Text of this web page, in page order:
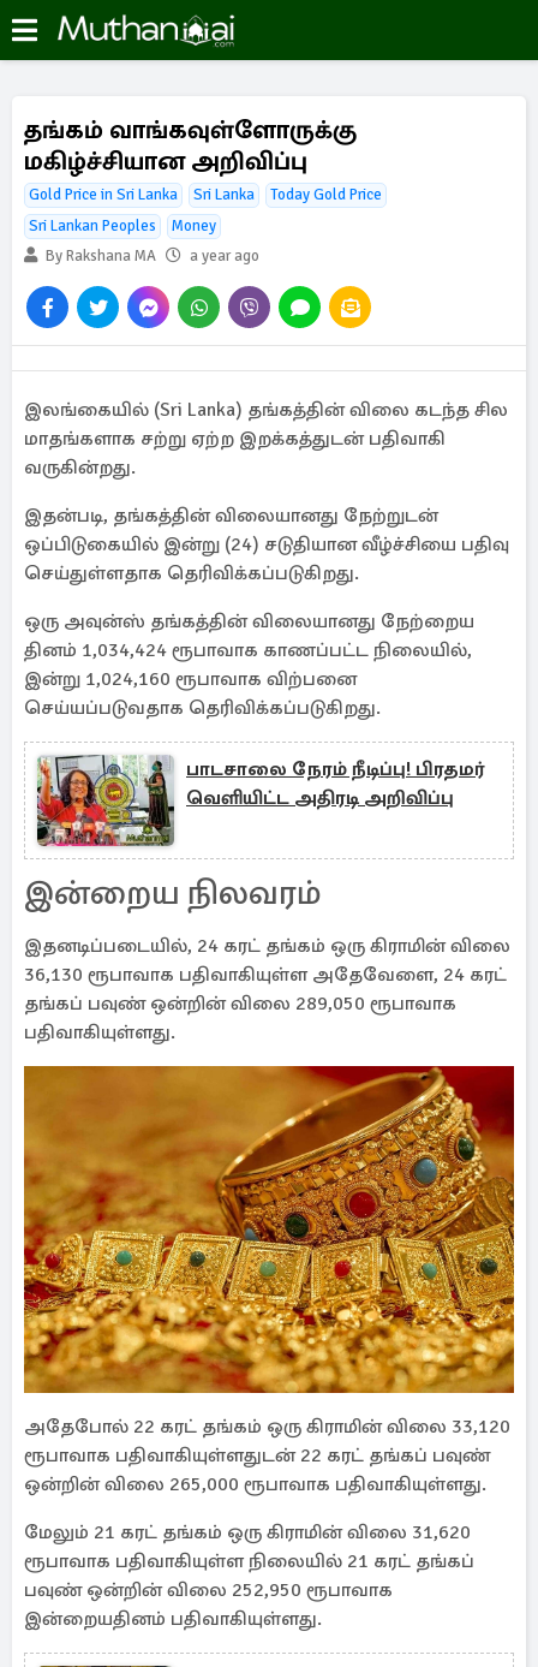
தங்கம் வாங்கவுள்ளோருக்கு
மகிழ்ச்சியான அறிவிப்பு
Gold Price in Sri Lanka Sri Lanka
Today Gold Price
Sri Lankan Peoples
Money
By Rakshana MA
a year ago
இலங்கையில் (Sri Lanka) தங்கத்தின் விலை கடந்த சில
மாதங்களாக சற்று ஏற்ற இறக்கத்துடன் பதிவாகி
வருகின்றது.
இதன்படி, தங்கத்தின் விலையானது நேற்றுடன்
ஒப்பிடுகையில் இன்று (24) சடுதியான வீழ்ச்சியை பதிவு
செய்துள்ளதாக தெரிவிக்கப்படுகிறது.
ஒரு அவுன்ஸ் தங்கத்தின் விலையானது நேற்றைய
தினம் 1,034,424 ரூபாவாக காணப்பட்ட நிலையில்,
இன்று 1,024,160 ரூபாவாக விற்பனை
செய்யப்படுவதாக தெரிவிக்கப்படுகிறது.
பாடசாலை நேரம் நீடிப்பு! பிரதமர்
வெளியிட்ட அதிரடி அறிவிப்பு
இன்றைய நிலவரம்
இதனடிப்படையில், 24 கரட் தங்கம் ஒரு கிராமின் விலை
36,130 ரூபாவாக பதிவாகியுள்ள அதேவேளை, 24 கரட்
தங்கப் பவுண் ஒன்றின் விலை 289,050 ரூபாவாக
பதிவாகியுள்ளது.
அதேபோல் 22 கரட் தங்கம் ஒரு கிராமின் விலை 33,120
ரூபாவாக பதிவாகியுள்ளதுடன் 22 கரட் தங்கப் பவுண்
ஒன்றின் விலை 265,000 ரூபாவாக பதிவாகியுள்ளது.
மேலும் 21 கரட் தங்கம் ஒரு கிராமின் விலை 31,620
ரூபாவாக பதிவாகியுள்ள நிலையில் 21 கரட் தங்கப்
பவுண் ஒன்றின் விலை 252,950 ரூபாவாக
இன்றையதினம் பதிவாகியுள்ளது.